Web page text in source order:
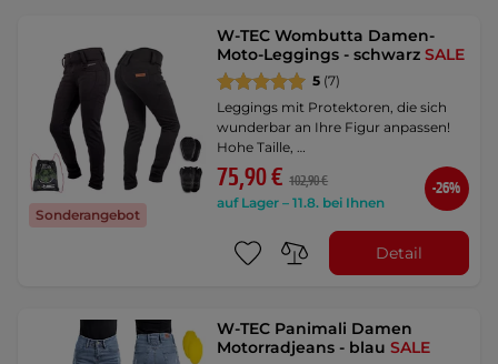
Sonderangebot
W-TEC Wombutta Damen-
Moto-Leggings - schwarzSALE
5 (7)
Leggings mit Protektoren, die sich
wunderbar an Ihre Figur anpassen!
Hohe Taille, …
75,90 € 102,90 €
auf Lager – 11.8. bei Ihnen
-26%
Detail
W-TEC Panimali Damen
Motorradjeans - blauSALE